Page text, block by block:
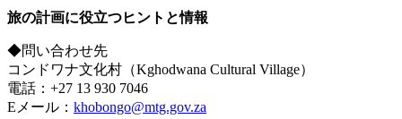
旅の計画に役立つヒントと情報
◆問い合わせ先
コンドワナ文化村（Kghodwana Cultural Village）
電話：+27 13 930 7046
Eメール： khobongo@mtg.gov.za